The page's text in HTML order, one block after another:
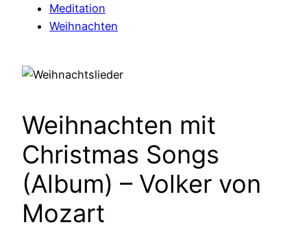
Meditation
Weihnachten
Weihnachten mit
Christmas Songs
(Album) – Volker von
Mozart